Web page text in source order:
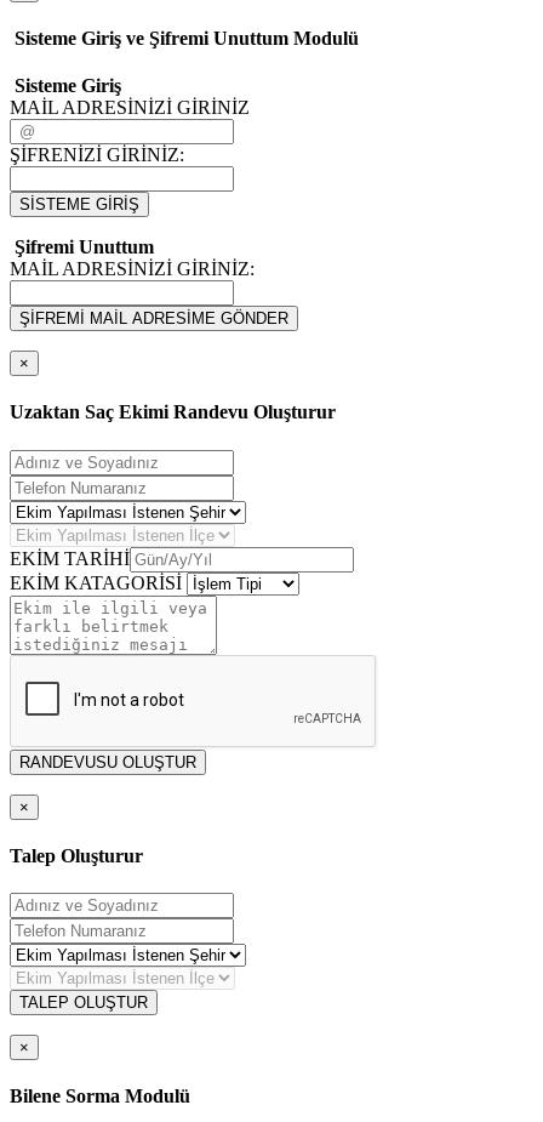
Sisteme Giriş ve Şifremi Unuttum Modulü
Sisteme Giriş
MAİL ADRESİNİZİ GİRİNİZ
ŞİFRENİZİ GİRİNİZ:
SİSTEME GİRİŞ
Şifremi Unuttum
MAİL ADRESİNİZİ GİRİNİZ:
ŞİFREMİ MAİL ADRESİME GÖNDER
×
Uzaktan Saç Ekimi Randevu Oluşturur
EKİM TARİHİ
EKİM KATAGORİSİ
RANDEVUSU OLUŞTUR
×
Talep Oluşturur
TALEP OLUŞTUR
×
Bilene Sorma Modulü